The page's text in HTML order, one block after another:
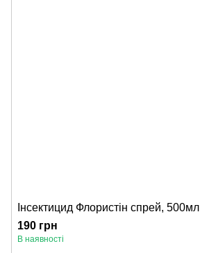
Інсектицид Флористін спрей, 500мл
190 грн
В наявності